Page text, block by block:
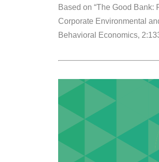
Based on “The Good
Corporate Environmental
Behavioral Economics,